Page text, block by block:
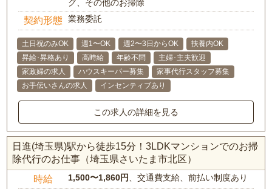
グ、その他のお掃除
契約形態 業務委託
土日祝のみOK 週1〜OK 週2〜3日からOK
扶養内OK
昇給･昇格あり
高時給 年齢不問
主婦･主夫歓迎
家政婦の求人
ハウスキーパー募集
家事代行スタッフ募集
お手伝いさんの求人
インセンティブあり
この求人の詳細を見る
日進(埼玉県)駅から徒歩15分！3LDKマンションでのお掃
除代行のお仕事（埼玉県さいたま市北区）
時給 1,500〜1,860円、交通費支給、前払い制度あり